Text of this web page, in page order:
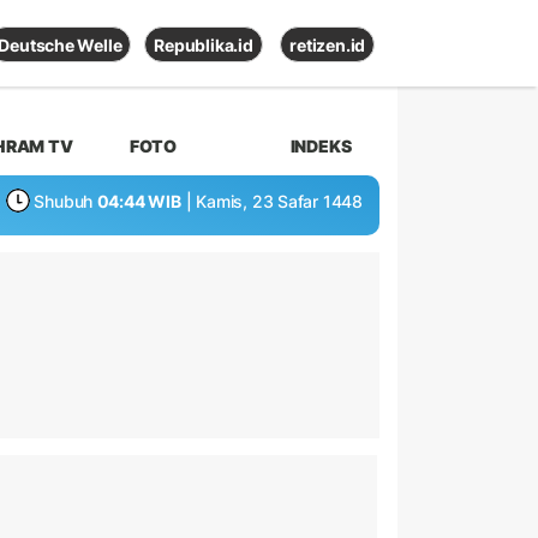
Deutsche Welle Republika.id retizen.id
TV FOTO INDEKS
Shubuh 04:44 WIB | Kamis, 23 Safar 1448